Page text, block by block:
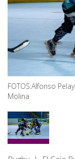
FOTOS:Alfonso
Molina